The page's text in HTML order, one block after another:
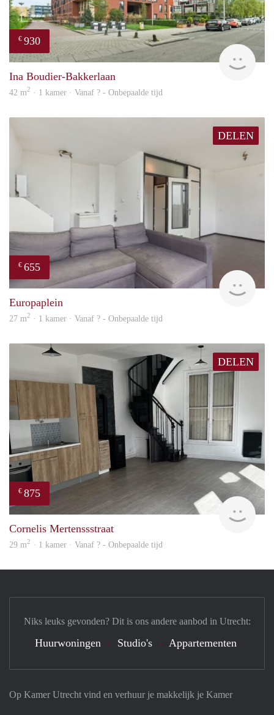
€ 930
Ina Boudier-Bakkerlaan
42 m2 · 1 kamer · Vanaf ? - Onbepaalde tijd
DELEN
€ 655
Europaplein
27 m2 · 1 kamer · Vanaf ? - Onbepaalde tijd
DELEN
€ 875
Cornelis Mertenssstraat
29 m2 · 1 kamer · Vanaf ? - Onbepaalde tijd
Op Kamer Utrecht vind en verhuur je makkelijk je Kamer
Niks leuks gevonden? Dit is ons andere aanbod in Utrecht:
Huurwoningen Studio's Appartementen